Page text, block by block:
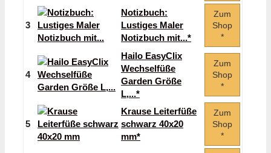
3
Notizbuch:
Lustiges Maler
Notizbuch mit...*
Zum
Shop
*
4
Hailo EasyClix
Wechselfüße
Garden Größe
L,...*
Zum
Shop
*
5
Krause Leiterfüße
schwarz 40x20
mm*
Zum
Shop
*